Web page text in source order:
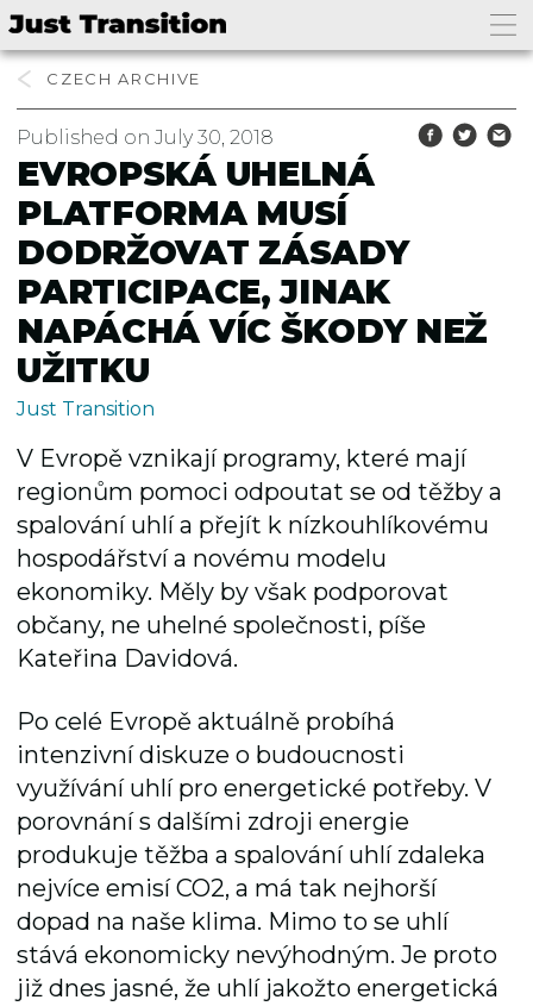
CZECH
Published on July 30, 2018
EVROPSKÁ UHELNÁ
PLATFORMA MUSÍ
DODRŽOVAT ZÁSADY
PARTICIPACE, JINAK
NAPÁCHÁ VÍC ŠKODY NEŽ
UŽITKU
Just Transition
V Evropě vznikají programy, které mají
regionům pomoci odpoutat se od těžby a
spalování uhlí a přejít k nízkouhlíkovému
hospodářství a novému modelu
ekonomiky. Měly by však podporovat
občany, ne uhelné společnosti, píše
Kateřina Davidová.
Po celé Evropě aktuálně probíhá
intenzivní diskuze o budoucnosti
využívání uhlí pro energetické potřeby. V
porovnání s dalšími zdroji energie
produkuje těžba a spalování uhlí zdaleka
nejvíce emisí CO2, a má tak nejhorší
dopad na naše klima. Mimo to se uhlí
stává ekonomicky nevýhodným. Je proto
již dnes jasné, že uhlí jakožto energetická